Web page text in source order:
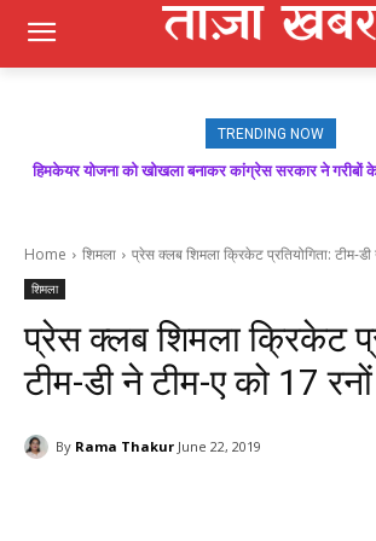
TRENDING NOW
हिमकेयर योजना को खोखला बनाकर कांग्रेस सरकार ने गरीबों
मजबूत बूथ ही भाजपा की जीत की गारंटी, आगामी विधानसभा
Home शिमला प्रेस क्लब शिमला क्रिकेट प्रतियोगिता: टीम-
शिमला
प्रेस क्लब शिमला क्रिकेट
टीम-डी ने टीम-ए को 17
By Rama Thakur June 22, 2019